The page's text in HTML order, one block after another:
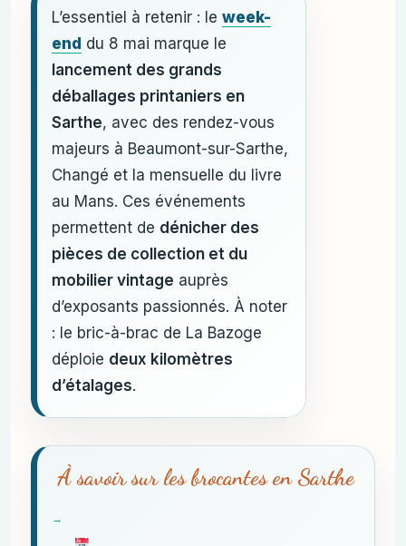
L’essentiel à retenir : le week-
end du 8 mai marque le
lancement des grands
déballages printaniers en
Sarthe, avec des rendez-vous
majeurs à Beaumont-sur-Sarthe,
Changé et la mensuelle du livre
au Mans. Ces événements
permettent de dénicher des
pièces de collection et du
mobilier vintage auprès
d’exposants passionnés. À noter
: le bric-à-brac de La Bazoge
déploie deux kilomètres
d’étalages.
À savoir sur les brocantes en Sarthe